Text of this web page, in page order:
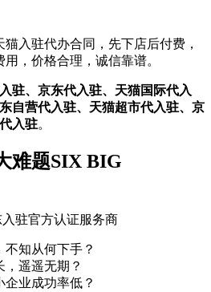
入驻代办合同，先下店后付费，
，价格合理，诚信靠谱。
驻、京东代入驻、天猫国际代入
自营代入驻、天猫超市代入驻、京
入驻。
难题SIX BIG
驻官方认证服务商
知从何下手？
，遥遥无期？
企业成功率低？